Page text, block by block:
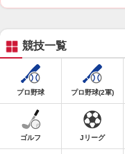
競技一覧
プロ野球 プロ野球(2軍)
ゴルフ Jリーグ